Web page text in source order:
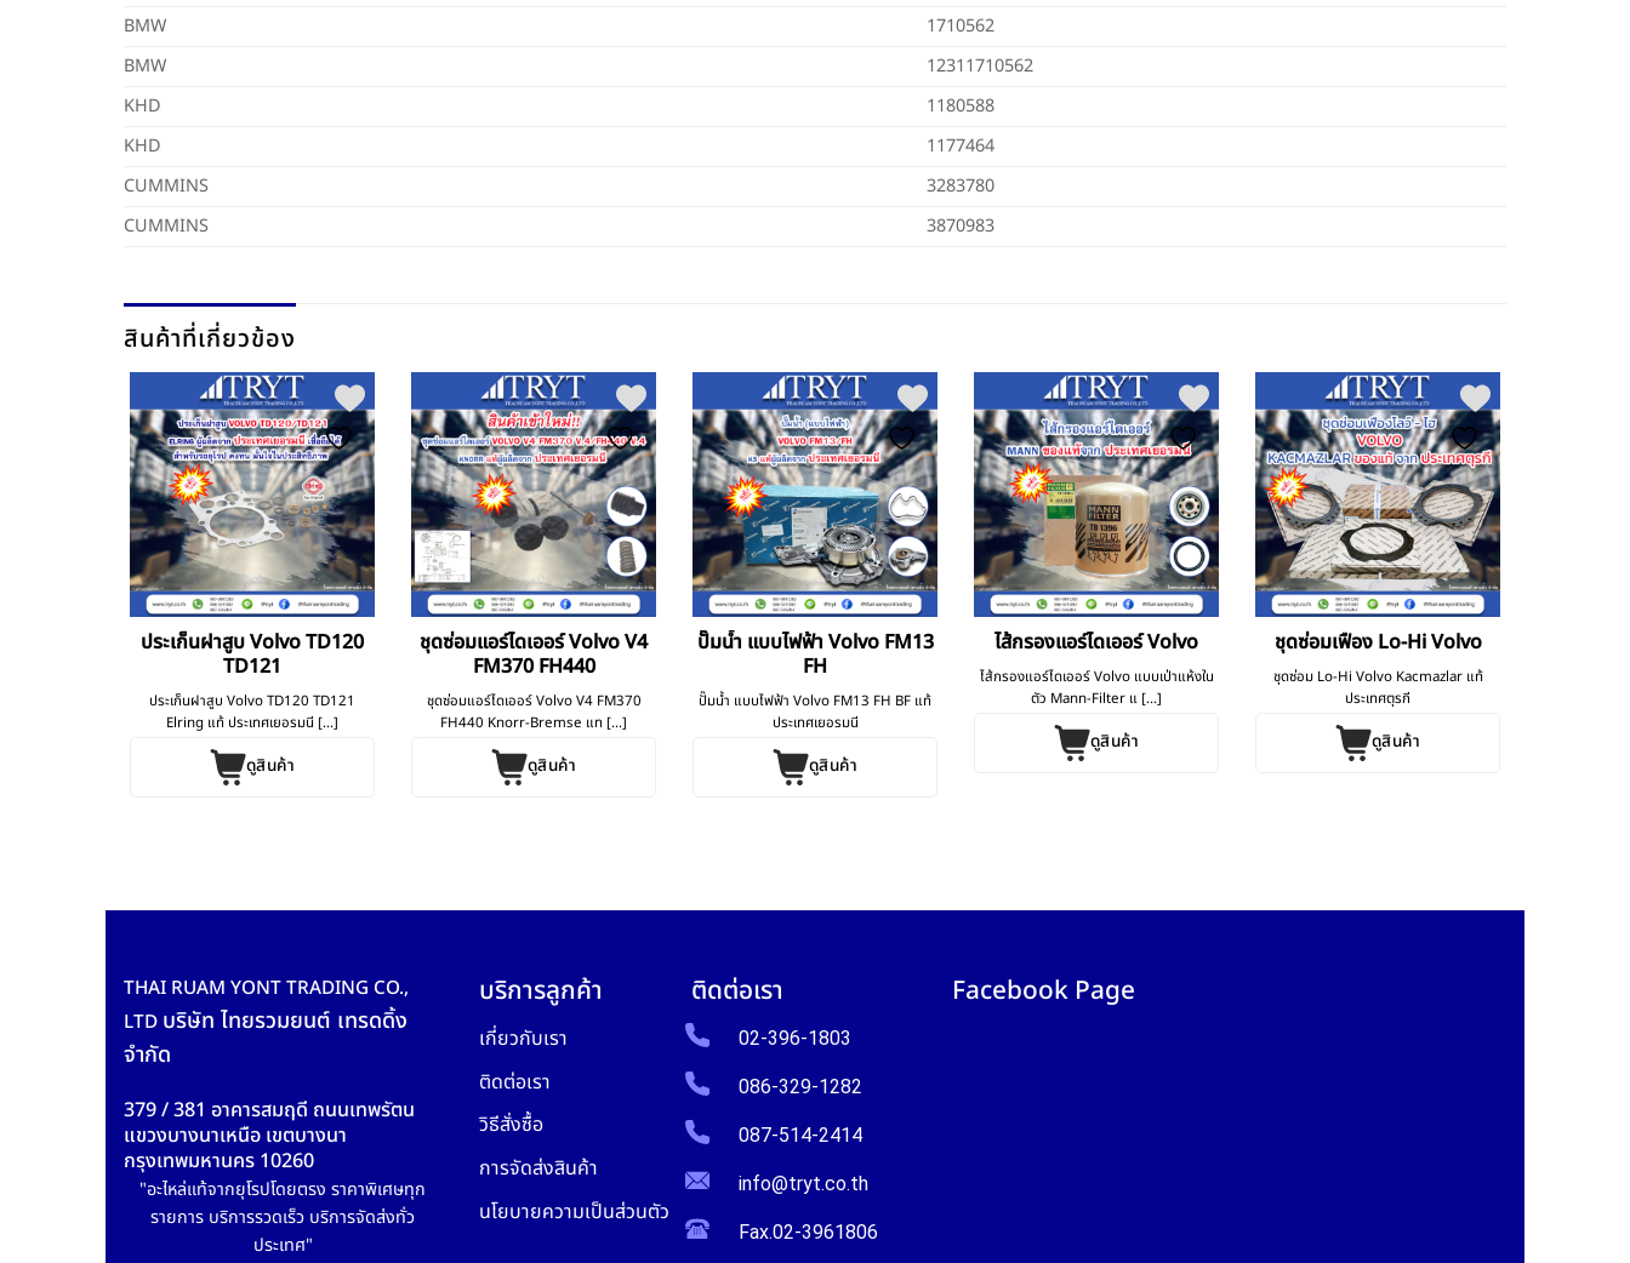
BMW
1710562
BMW
12311710562
KHD
1180588
KHD
1177464
CUMMINS
3283780
CUMMINS
3870983
สินค้าที่เกี่ยวข้อง
ประเก็นฝาสูบ Volvo TD120
TD121
ประเก็นฝาสูบ Volvo TD120 TD121
Elring แท้ ประเทศเยอรมนี [...]
ดูสินค้า
ชุดซ่อมแอร์ไดเออร์ Volvo V4
FM370 FH440
ชุดซ่อมแอร์ไดเออร์ Volvo V4 FM370
FH440 Knorr-Bremse แท [...]
ดูสินค้า
ปั๊มน้ำ แบบไฟฟ้า Volvo FM13
FH
ปั๊มน้ำ แบบไฟฟ้า Volvo FM13 FH BF แท้
ประเทศเยอรมนี
ดูสินค้า
ไส้กรองแอร์ไดเออร์ Volvo
ไส้กรองแอร์ไดเออร์ Volvo แบบเป่าแห้งใน
ตัว Mann-Filter แ [...]
ดูสินค้า
ชุดซ่อมเฟือง Lo-Hi Volvo
ชุดซ่อม Lo-Hi Volvo Kacmazlar แท้
ประเทศตุรกี
ดูสินค้า
THAI RUAM YONT TRADING CO.,
LTD บริษัท ไทยรวมยนต์ เทรดดิ้ง
จำกัด
379 / 381 อาคารสมฤดี ถนนเทพรัตน
แขวงบางนาเหนือ เขตบางนา
กรุงเทพมหานคร 10260
"อะไหล่แท้จากยุโรปโดยตรง ราคาพิเศษทุก
รายการ บริการรวดเร็ว บริการจัดส่งทั่ว
ประเทศ"
บริการลูกค้า
เกี่ยวกับเรา
ติดต่อเรา
วิธีสั่งซื้อ
การจัดส่งสินค้า
นโยบายความเป็นส่วนตัว
ติดต่อเรา
02-396-1803
086-329-1282
087-514-2414
info@tryt.co.th
Fax.02-3961806
Facebook Page